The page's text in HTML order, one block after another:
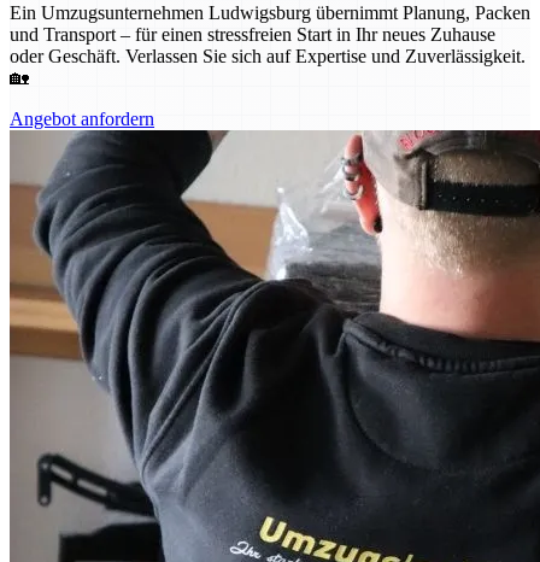
Ein Umzugsunternehmen Ludwigsburg übernimmt Planung, Packen
und Transport – für einen stressfreien Start in Ihr neues Zuhause
oder Geschäft. Verlassen Sie sich auf Expertise und Zuverlässigkeit.
🏡
Angebot anfordern